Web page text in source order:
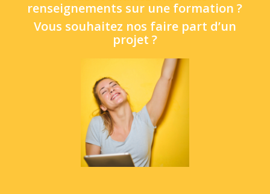
renseignements sur une formation ?
Vous souhaitez nos faire part d’un
projet ?